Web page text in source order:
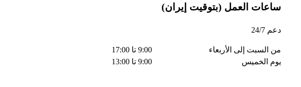
ساعات العمل (بتوقيت إيران)
دعم 24/7
من السبت إلى الأربعاء
9:00 تا 17:00
يوم الخميس
9:00 تا 13:00